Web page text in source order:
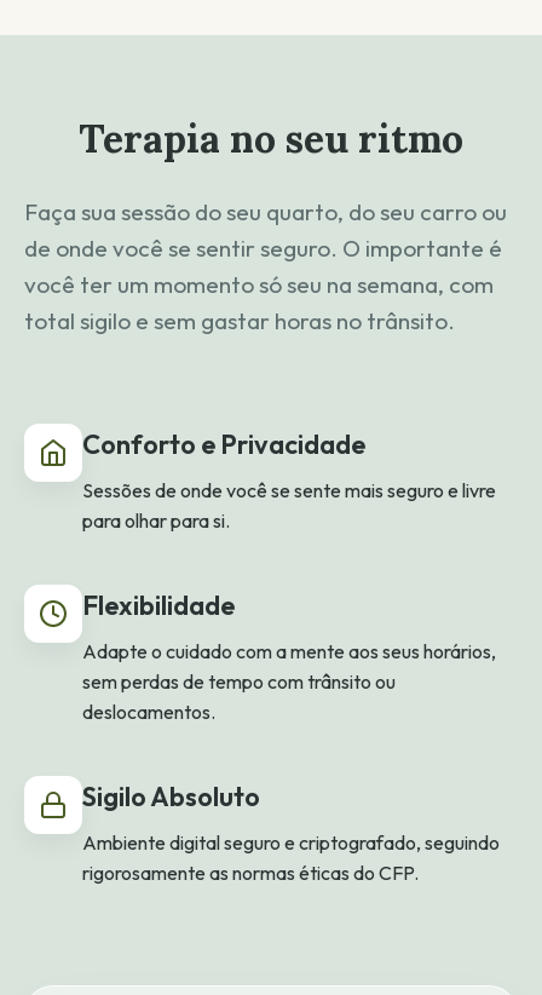
Terapia no seu ritmo
Faça sua sessão do seu quarto, do seu carro ou
de onde você se sentir seguro. O importante é
você ter um momento só seu na semana, com
total sigilo e sem gastar horas no trânsito.
Conforto e Privacidade
Sessões de onde você se sente mais seguro e livre
para olhar para si.
Flexibilidade
Adapte o cuidado com a mente aos seus horários,
sem perdas de tempo com trânsito ou
deslocamentos.
Sigilo Absoluto
Ambiente digital seguro e criptografado, seguindo
rigorosamente as normas éticas do CFP.